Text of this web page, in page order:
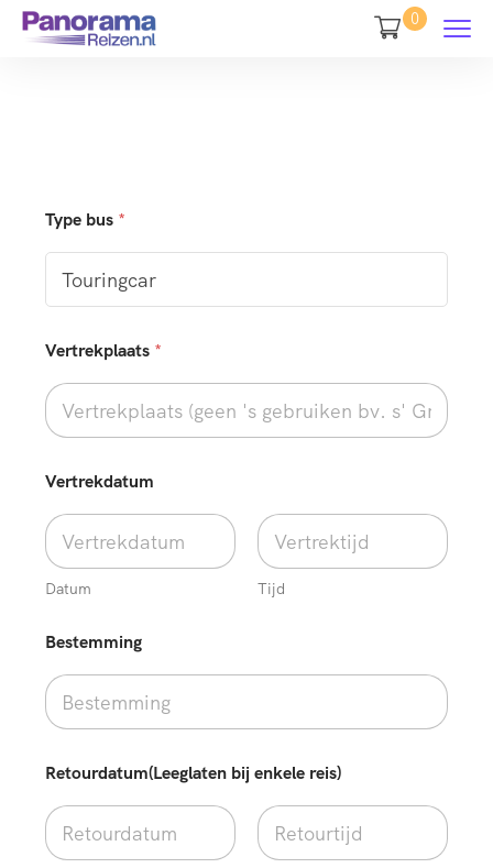
0
Type bus *
Vertrekplaats *
a
s
a
g
i
r
s
n
k
e
u
s
Vertrekdatum
Datum Tijd
Bestemming
Retourdatum(Leeglaten bij enkele reis)